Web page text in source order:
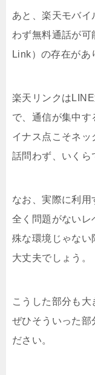
あと、楽天モバイ
わず無料通話が可
Link）の存在があ
楽天リンクは
で、通信が集中す
イナス点こそネ
話問わず、いくら
なお、実際に利用
全く問題がないレ
殊な環境じゃない
大丈夫でしょう。
こうした部分も大
ぜひそういった部
ださい。